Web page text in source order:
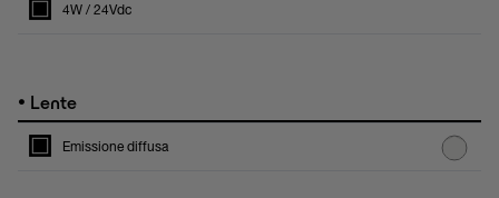
4W / 24Vdc
• Lente
Emissione diffusa